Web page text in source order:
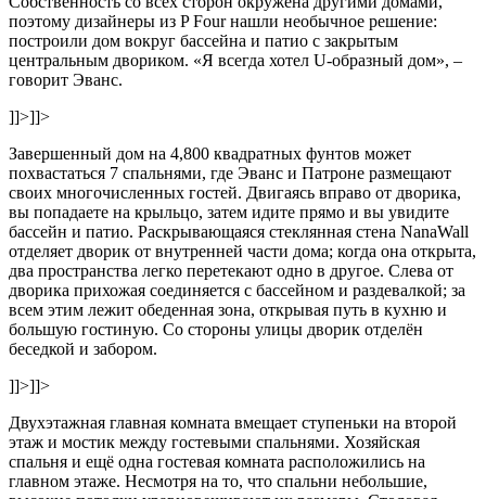
поэтому дизайнеры из P Four нашли необычное решение:
построили дом вокруг бассейна и патио с закрытым
центральным двориком. «Я всегда хотел U-образный дом», –
говорит Эванс.
]]>]]>
Завершенный дом на 4,800 квадратных фунтов может
похвастаться 7 спальнями, где Эванс и Патроне размещают
своих многочисленных гостей. Двигаясь вправо от дворика,
вы попадаете на крыльцо, затем идите прямо и вы увидите
бассейн и патио. Раскрывающаяся стеклянная стена NanaWall
отделяет дворик от внутренней части дома; когда она открыта,
два пространства легко перетекают одно в другое. Слева от
дворика прихожая соединяется с бассейном и раздевалкой; за
всем этим лежит обеденная зона, открывая путь в кухню и
большую гостиную. Со стороны улицы дворик отделён
беседкой и забором.
]]>]]>
Двухэтажная главная комната вмещает ступеньки на второй
этаж и мостик между гостевыми спальнями. Хозяйская
спальня и ещё одна гостевая комната расположились на
главном этаже. Несмотря на то, что спальни небольшие,